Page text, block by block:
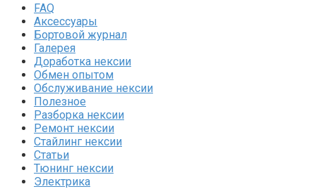
FAQ
Аксессуары
Бортовой журнал
Галерея
Доработка нексии
Обмен опытом
Обслуживание нексии
Полезное
Разборка нексии
Ремонт нексии
Стайлинг нексии
Статьи
Тюнинг нексии
Электрика